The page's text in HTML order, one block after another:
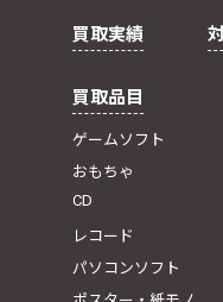
買取実績
買取品目
ゲームソフト
おもちゃ
CD
レコード
パソコンソフト